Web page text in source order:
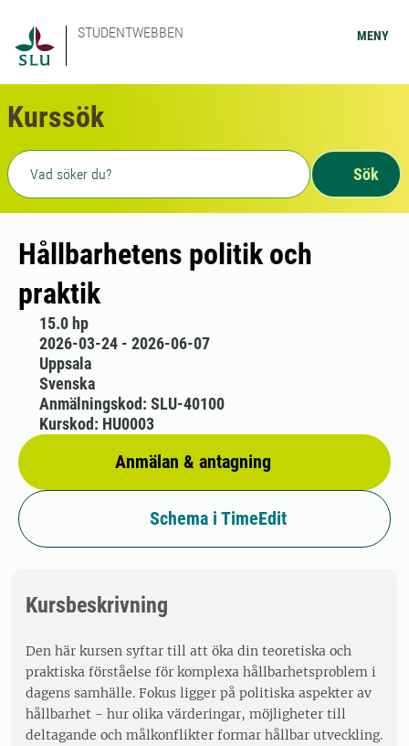
STUDENTWEBBEN MENY
Kurssök
Fritext sökning
Sök
Hållbarhetens politik och
praktik
15.0 hp
2026-03-24 - 2026-06-07
Uppsala
Svenska
Anmälan & antagning
Anmälningskod: SLU-40100
Kurskod: HU0003
Schema i TimeEdit
Kursbeskrivning
Den här kursen syftar till att öka din teoretiska och
praktiska förståelse för komplexa hållbarhetsproblem i
dagens samhälle. Fokus ligger på politiska aspekter av
hållbarhet - hur olika värderingar, möjligheter till
deltagande och målkonflikter formar hållbar utveckling.